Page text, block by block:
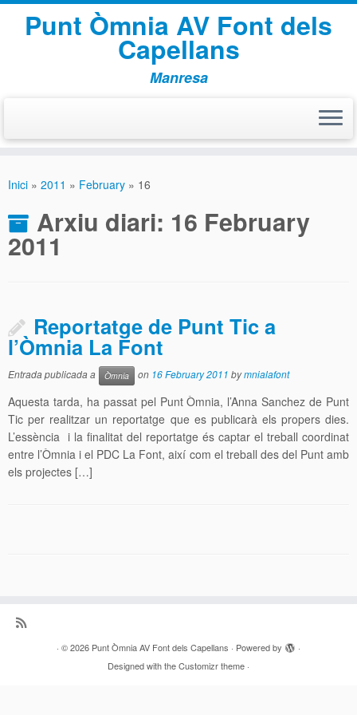
Punt Òmnia AV Font dels
Capellans
Manresa
Inici » 2011 » February » 16
Arxiu diari: 16 February
2011
Reportatge de Punt Tic a
l’Òmnia La Font
Entrada publicada a Òmnia on 16 February 2011 bymnialafont
Aquesta tarda, ha passat pel Punt Òmnia, l’Anna Sanchez de Punt
Tic per realitzar un reportatge que es publicarà els propers dies.
L’essència i la finalitat del reportatge és captar el treball coordinat
entre l’Òmnia i el PDC La Font, així com el treball des del Punt amb
els projectes […]
· © 2026 Punt Òmnia AV Font dels Capellans · Powered by
·
Designed with theCustomizr theme ·